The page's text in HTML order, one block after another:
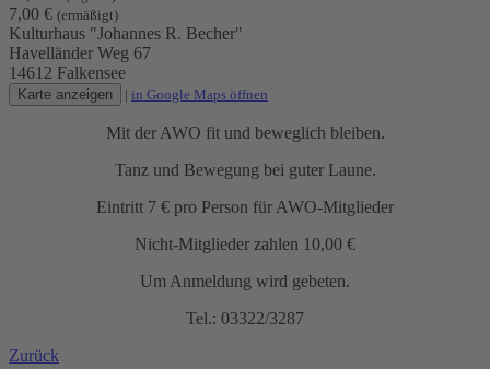
7,00 € (ermäßigt)
Kulturhaus "Johannes R. Becher"
Havelländer Weg 67
14612 Falkensee
Karte anzeigen | in Google Maps öffnen
Mit der AWO fit und beweglich bleiben.
Tanz und Bewegung bei guter Laune.
Eintritt 7 € pro Person für AWO-Mitglieder
Nicht-Mitglieder zahlen 10,00 €
Um Anmeldung wird gebeten.
Tel.: 03322/3287
Zurück